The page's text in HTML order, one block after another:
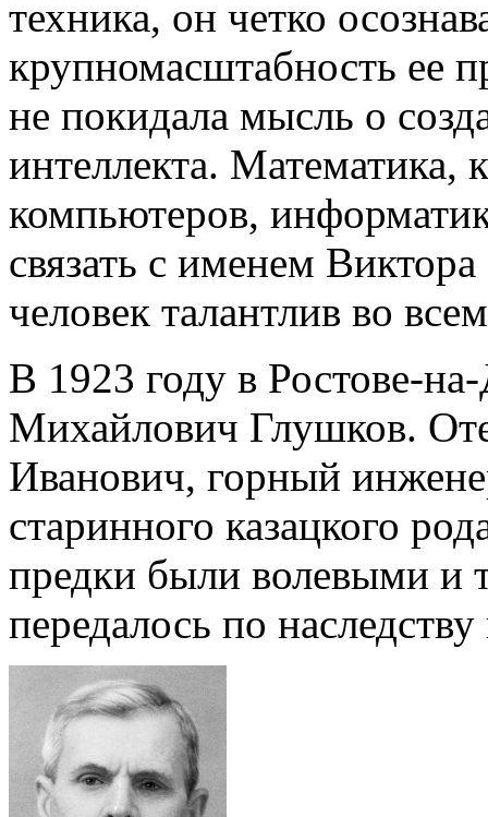
техника, он четко
крупномасштабность ее
не покидала мысль о
интеллекта. Математика,
компьютеров,
связать с именем
человек талантлив во
В 1923 году в Ростове-
Михайлович Глушков.
Иванович, горный
старинного казацкого
предки были волевыми и
передалось по